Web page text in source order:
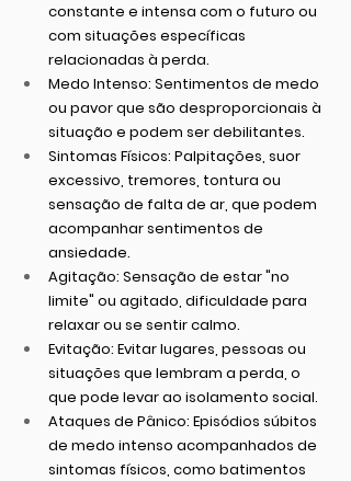
constante e intensa com o futuro ou
com situações específicas
relacionadas à perda.
Medo Intenso: Sentimentos de medo
ou pavor que são desproporcionais à
situação e podem ser debilitantes.
Sintomas Físicos: Palpitações, suor
excessivo, tremores, tontura ou
sensação de falta de ar, que podem
acompanhar sentimentos de
ansiedade.
Agitação: Sensação de estar "no
limite" ou agitado, dificuldade para
relaxar ou se sentir calmo.
Evitação: Evitar lugares, pessoas ou
situações que lembram a perda, o
que pode levar ao isolamento social.
Ataques de Pânico: Episódios súbitos
de medo intenso acompanhados de
sintomas físicos, como batimentos